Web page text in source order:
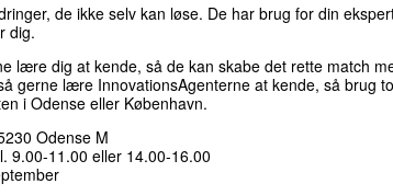
de ikke selv kan løse. De har brug for din
dig.
lære dig at kende, så de kan skabe det rette match
gerne lære InnovationsAgenterne at kende, så brug
i Odense eller København.
Odense M
9.00-11.00 eller 14.00-16.00